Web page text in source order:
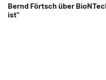
Bernd Förtsch über
ist“